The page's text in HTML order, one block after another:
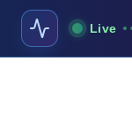
Live